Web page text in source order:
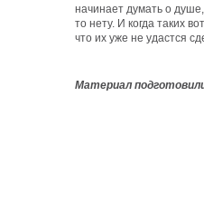
начинает думать о
то нету. И когда таких
что их уже не удастся
Материал